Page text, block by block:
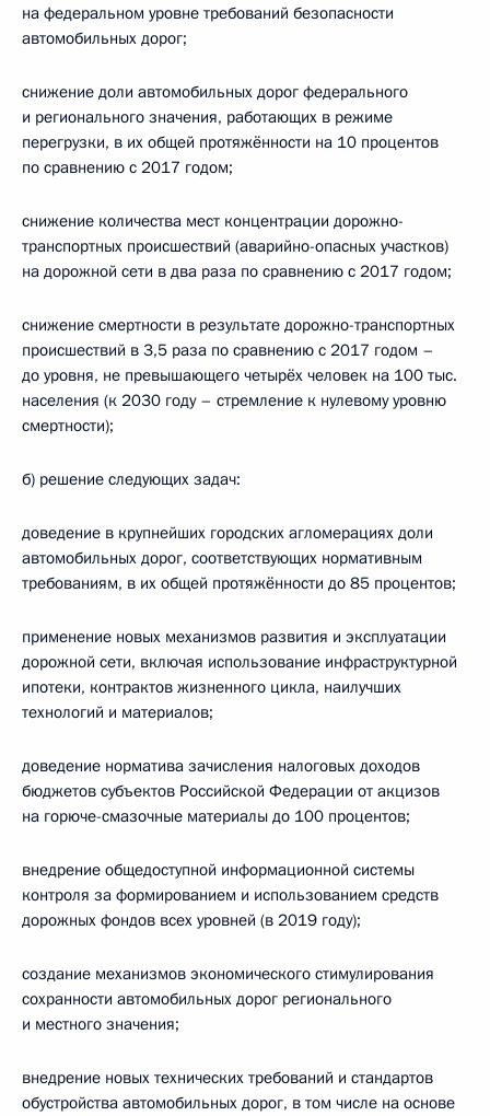
на федеральном уровне требований безопасности
автомобильных дорог;
снижение доли автомобильных дорог федерального
и регионального значения, работающих в режиме
перегрузки, в их общей протяжённости на 10 процентов
по сравнению с 2017 годом;
снижение количества мест концентрации дорожно-
транспортных происшествий (аварийно-опасных участков)
на дорожной сети в два раза по сравнению с 2017 годом;
снижение смертности в результате дорожно-транспортных
происшествий в 3,5 раза по сравнению с 2017 годом –
до уровня, не превышающего четырёх человек на 100 тыс.
населения (к 2030 году – стремление к нулевому уровню
смертности);
б) решение следующих задач:
доведение в крупнейших городских агломерациях доли
автомобильных дорог, соответствующих нормативным
требованиям, в их общей протяжённости до 85 процентов;
применение новых механизмов развития и эксплуатации
дорожной сети, включая использование инфраструктурной
ипотеки, контрактов жизненного цикла, наилучших
технологий и материалов;
доведение норматива зачисления налоговых доходов
бюджетов субъектов Российской Федерации от акцизов
на горюче-смазочные материалы до 100 процентов;
внедрение общедоступной информационной системы
контроля за формированием и использованием средств
дорожных фондов всех уровней (в 2019 году);
создание механизмов экономического стимулирования
сохранности автомобильных дорог регионального
и местного значения;
внедрение новых технических требований и стандартов
обустройства автомобильных дорог, в том числе на основе